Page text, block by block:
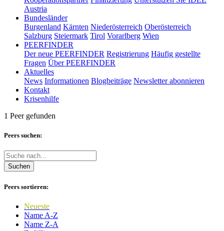
Austria
Bundesländer
Burgenland Kärnten Niederösterreich Oberösterreich
Salzburg Steiermark Tirol Vorarlberg Wien
PEERFINDER
Der neue PEERFINDER Registrierung Häufig gestellte
Fragen Über PEERFINDER
Aktuelles
News Informationen Blogbeiträge Newsletter abonnieren
Kontakt
Krisenhilfe
1 Peer gefunden
Peers suchen:
Suchen
Peers sortieren:
Neueste
Name A-Z
Name Z-A